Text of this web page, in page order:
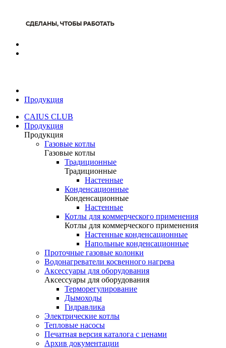
Продукция
CAIUS CLUB
Продукция
Продукция
Газовые котлы
Газовые котлы
Традиционные
Традиционные
Настенные
Конденсационные
Конденсационные
Настенные
Котлы для коммерческого применения
Котлы для коммерческого применения
Настенные конденсационные
Напольные конденсационные
Проточные газовые колонки
Водонагреватели косвенного нагрева
Аксессуары для оборудования
Аксессуары для оборудования
Терморегулирование
Дымоходы
Гидравлика
Электрические котлы
Тепловые насосы
Печатная версия каталога с ценами
Архив документации